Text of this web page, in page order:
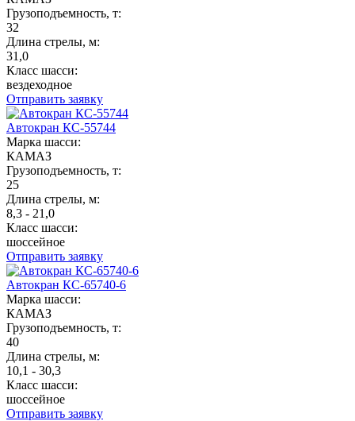
Грузоподъемность, т:
32
Длина стрелы, м:
31,0
Класс шасси:
вездеходное
Отправить заявку
Автокран КС-55744
Марка шасси:
КАМАЗ
Грузоподъемность, т:
25
Длина стрелы, м:
8,3 - 21,0
Класс шасси:
шоссейное
Отправить заявку
Автокран КС-65740-6
Марка шасси:
КАМАЗ
Грузоподъемность, т:
40
Длина стрелы, м:
10,1 - 30,3
Класс шасси:
шоссейное
Отправить заявку